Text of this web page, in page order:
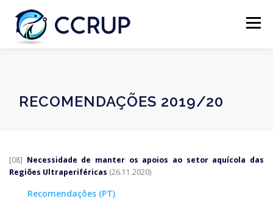
Menu
RECOMENDAÇÕES 2019/20
[08] Necessidade de manter os apoios ao setor aquícola das
Regiões Ultraperiféricas (26.11.2020)
Recomendações (PT)